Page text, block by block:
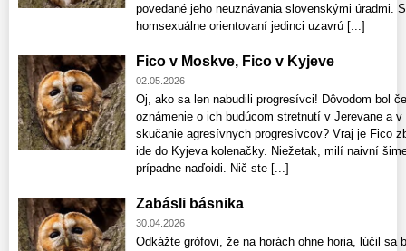
povedané jeho neuznávania slovenskými úradmi.
homsexuálne orientovaní jedinci uzavrú [...]
Fico v Moskve, Fico v Kyjeve
02.05.2026
Oj, ako sa len nabudili progresívci! Dôvodom bol
oznámenie o ich budúcom stretnutí v Jerevane a
skučanie agresívnych progresívcov? Vraj je Fico
ide do Kyjeva kolenačky. Niežetak, milí naivní
prípadne naďoidi. Nič ste [...]
Zabásli básnika
30.04.2026
Odkážte grófovi, že na horách ohne horia, lúčil